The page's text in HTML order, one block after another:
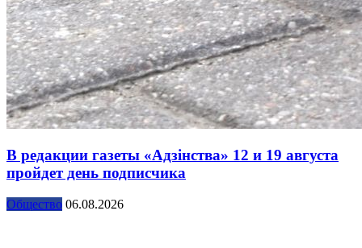
В редакции газеты «Адзінства» 12 и 19 августа
пройдет день подписчика
Общество 06.08.2026